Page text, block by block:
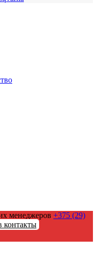
менеджеров +375 (29)
контакты